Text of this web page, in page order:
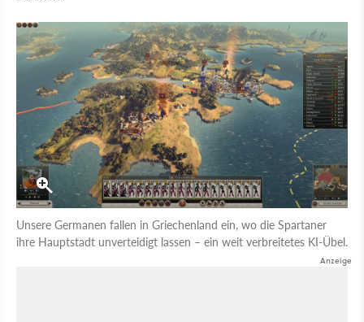
Unsere Germanen fallen in Griechenland ein, wo die Spartaner
ihre Hauptstadt unverteidigt lassen – ein weit verbreitetes KI-Übel.